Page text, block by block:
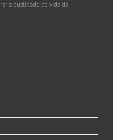
a qualidade de vida da